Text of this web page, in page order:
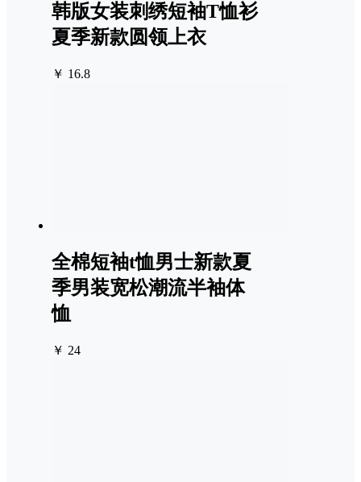
韩版女装刺绣短袖T恤衫
夏季新款圆领上衣
￥ 16.8
全棉短袖t恤男士新款夏
季男装宽松潮流半袖体
恤
￥ 24